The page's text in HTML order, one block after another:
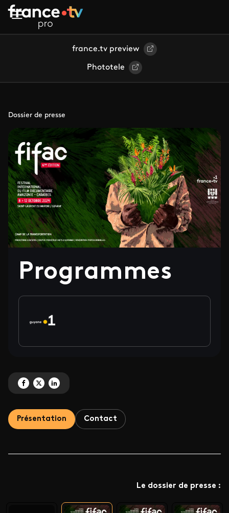
Aller au contenu principal
france.tv preview
Phototele
Dossier de presse
Programmes
Partagez 'Programmes' sur Facebook
Partagez 'Programmes' sur X
Partagez 'Programmes' sur LinkedIn
Présentation Contact
Le dossier de presse :